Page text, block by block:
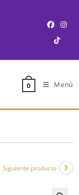
0 Menú
Siguiente producto